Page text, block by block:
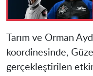
Tarım ve Orman
koordinesinde,
gerçekleştirilen